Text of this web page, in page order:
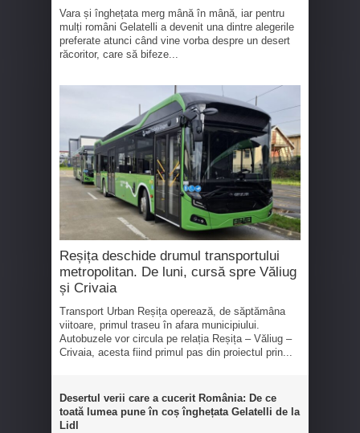
Vara și înghețata merg mână în mână, iar pentru
mulți români Gelatelli a devenit una dintre alegerile
preferate atunci când vine vorba despre un desert
răcoritor, care să bifeze...
Reșița deschide drumul transportului
metropolitan. De luni, cursă spre Văliug
și Crivaia
Transport Urban Reșița operează, de săptămâna
viitoare, primul traseu în afara municipiului.
Autobuzele vor circula pe relația Reșița – Văliug –
Crivaia, acesta fiind primul pas din proiectul prin...
Desertul verii care a cucerit România: De ce
toată lumea pune în coș înghețata Gelatelli de la
Lidl